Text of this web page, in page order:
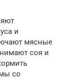
и
мясные
соя и
со